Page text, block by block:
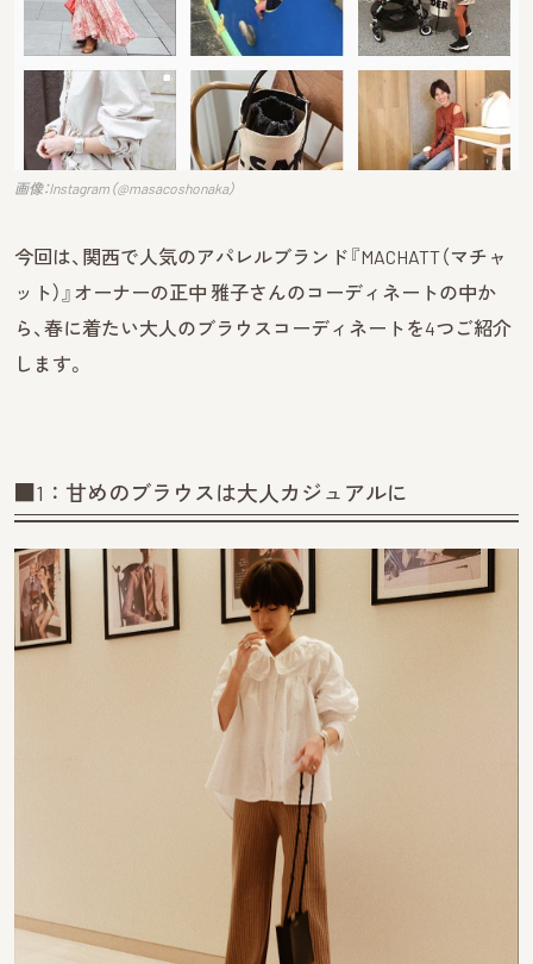
画像：Instagram（@masacoshonaka）
今回は、関西で人気のアパレルブランド『MACHATT（マチャ
ット）』オーナーの正中 雅子さんのコーディネートの中か
ら、春に着たい大人のブラウスコーディネートを4つご紹介
します。
■1：甘めのブラウスは大人カジュアルに